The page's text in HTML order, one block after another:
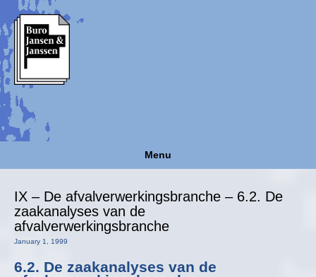
Menu
IX – De afvalverwerkingsbranche – 6.2. De
zaakanalyses van de
afvalverwerkingsbranche
January 1, 1999
6.2. De zaakanalyses van de